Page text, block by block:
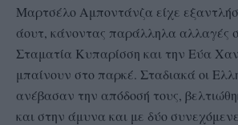
Μαρτσέλο Αμποντάνζα είχε
άουτ, κάνοντας παράλληλα αλλαγές
Σταματία Κυπαρίσση και την Εύα
μπαίνουν στο παρκέ. Σταδιακά οι
ανέβασαν την απόδοσή τους,
και στην άμυνα και με δύο